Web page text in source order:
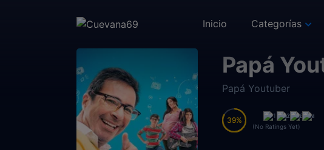
Inicio Categorías
Papá
Papá Youtuber
39
39
(No Ratings Yet)